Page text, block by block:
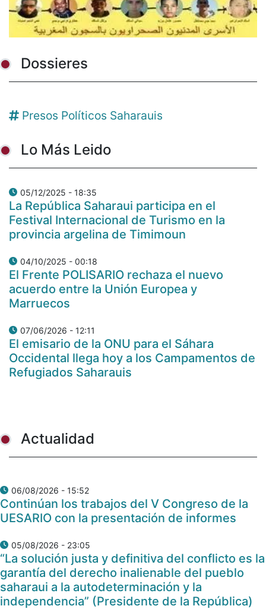
Dossieres
Presos Políticos Saharauis
Lo Más Leido
05/12/2025 - 18:35
La República Saharaui participa en el
Festival Internacional de Turismo en la
provincia argelina de Timimoun
04/10/2025 - 00:18
El Frente POLISARIO rechaza el nuevo
acuerdo entre la Unión Europea y
Marruecos
07/06/2026 - 12:11
El emisario de la ONU para el Sáhara
Occidental llega hoy a los Campamentos de
Refugiados Saharauis
Actualidad
06/08/2026 - 15:52
Continúan los trabajos del V Congreso de la
UESARIO con la presentación de informes
05/08/2026 - 23:05
“La solución justa y definitiva del conflicto es la
garantía del derecho inalienable del pueblo
saharaui a la autodeterminación y la
independencia” (Presidente de la República)